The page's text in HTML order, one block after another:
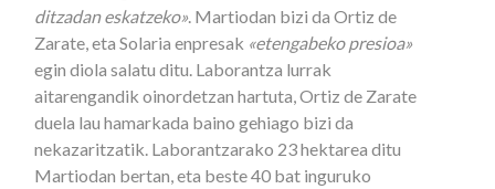
ditzadan eskatzeko». Martiodan bizi da Ortiz de
Zarate, eta Solaria enpresak «etengabeko presioa»
egin diola salatu ditu. Laborantza lurrak
aitarengandik oinordetzan hartuta, Ortiz de Zarate
duela lau hamarkada baino gehiago bizi da
nekazaritzatik. Laborantzarako 23 hektarea ditu
Martiodan bertan, eta beste 40 bat inguruko